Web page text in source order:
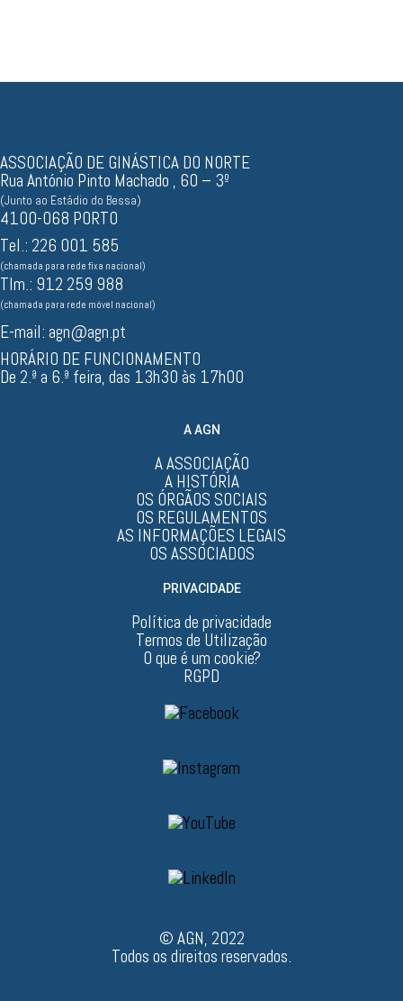
ASSOCIAÇÃO DE GINÁSTICA DO NORTE
Rua António Pinto Machado , 60 – 3º
(Junto ao Estádio do Bessa)
4100-068 PORTO
Tel.: 226 001 585
(chamada para rede fixa nacional)
Tlm.: 912 259 988
(chamada para rede móvel nacional)
E-mail: agn@agn.pt
HORÁRIO DE FUNCIONAMENTO
De 2.ª a 6.ª feira, das 13h30 às 17h00
A AGN
A ASSOCIAÇÃO
A HISTÓRIA
OS ÓRGÃOS SOCIAIS
OS REGULAMENTOS
AS INFORMAÇÕES LEGAIS
OS ASSOCIADOS
PRIVACIDADE
Política de privacidade
Termos de Utilização
O que é um cookie?
RGPD
© AGN, 2022
Todos os direitos reservados.